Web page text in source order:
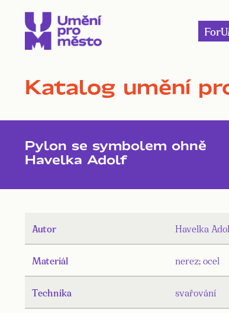
Katalog umění
Pylon se symbolem ohně
Havelka Adolf
Autor Havelka
Materiál nerez; ocel
Technika svařování